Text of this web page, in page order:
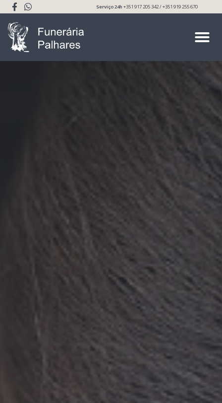
Serviço 24h+351 917 205 342 / +351 919 255 670